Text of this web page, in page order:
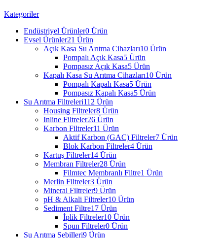
Kategoriler
Endüstriyel Ürünler0 Ürün
Evsel Ürünler21 Ürün
Açık Kasa Su Arıtma Cihazları10 Ürün
Pompalı Açık Kasa5 Ürün
Pompasız Açık Kasa5 Ürün
Kapalı Kasa Su Arıtma Cihazları10 Ürün
Pompalı Kapalı Kasa5 Ürün
Pompasız Kapalı Kasa5 Ürün
Su Arıtma Filtreleri112 Ürün
Housing Filtreler8 Ürün
Inline Filtreler26 Ürün
Karbon Filtreler11 Ürün
Aktif Karbon (GAC) Filtreler7 Ürün
Blok Karbon Filtreler4 Ürün
Kartuş Filtreler14 Ürün
Membran Filtreler28 Ürün
Filmtec Membranlı Filtre1 Ürün
Merlin Filtreler3 Ürün
Mineral Filtreler9 Ürün
pH & Alkali Filtreler10 Ürün
Sediment Filtre17 Ürün
İplik Filtreler10 Ürün
Spun Filtreler0 Ürün
Su Arıtma Sebilleri9 Ürün